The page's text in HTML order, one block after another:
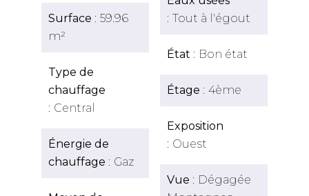
Surface
59.96
m²
Type de
chauffage
Central
Énergie de
chauffage
Gaz
Tout à l'égout
État Bon état
Étage 4ème
Exposition
Ouest
Vue
Dégagée